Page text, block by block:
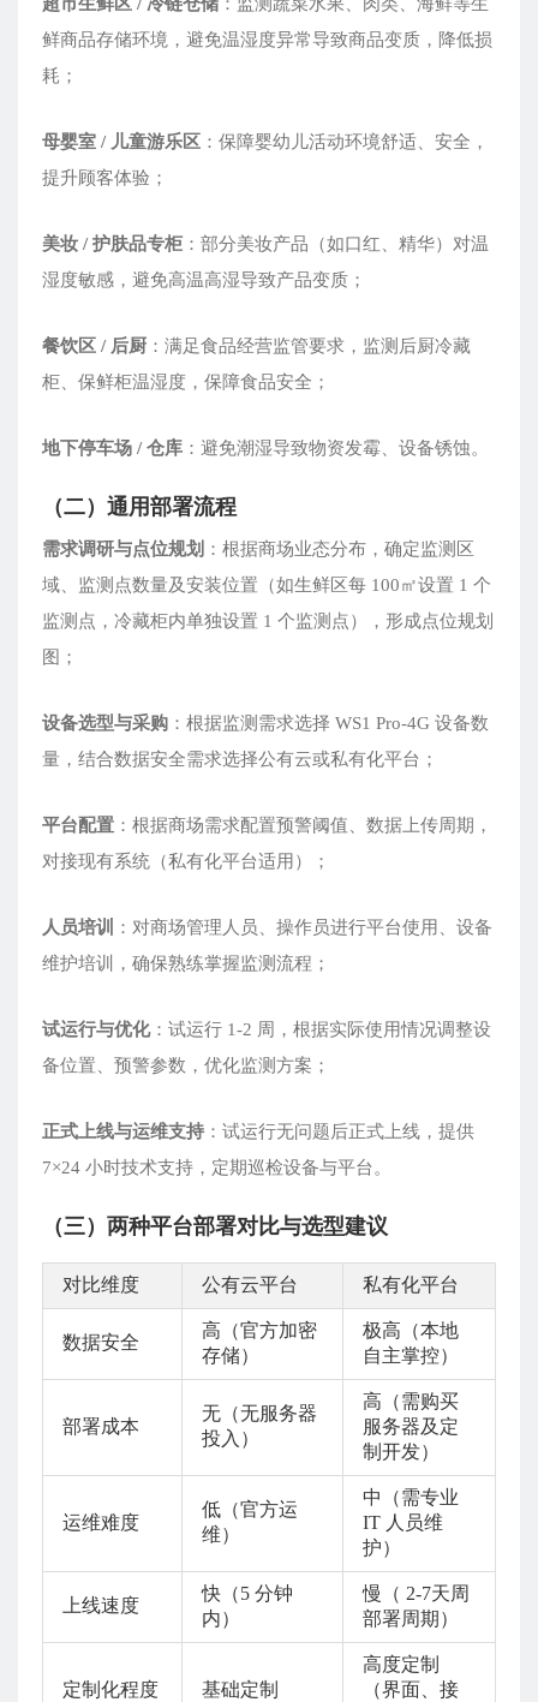
鲜商品存储环境，避免温湿度异常导致商品变质，降低损
耗；
母婴室 / 儿童游乐区 ：保障婴幼儿活动环境舒适、安全，
提升顾客体验；
美妆 / 护肤品专柜 ：部分美妆产品（如口红、精华）对温
湿度敏感，避免高温高湿导致产品变质；
餐饮区 / 后厨 ：满足食品经营监管要求，监测后厨冷藏
柜、保鲜柜温湿度，保障食品安全；
地下停车场 / 仓库 ：避免潮湿导致物资发霉、设备锈蚀。
（二）通用部署流程
需求调研与点位规划 ：根据商场业态分布，确定监测区
域、监测点数量及安装位置（如生鲜区每 100㎡设置 1 个
监测点，冷藏柜内单独设置 1 个监测点），形成点位规划
图；
设备选型与采购 ：根据监测需求选择 WS1 Pro-4G 设备数
量，结合数据安全需求选择公有云或私有化平台；
平台配置 ：根据商场需求配置预警阈值、数据上传周期，
对接现有系统（私有化平台适用）；
人员培训
：对商场管理人员、操作员进行平台使用、设备
维护培训，确保熟练掌握监测流程；
试运行与优化：试运行 1-2 周，根据实际使用情况调整设
备位置、预警参数，优化监测方案；
正式上线与运维支持 ：试运行无问题后正式上线，提供
7×24 小时技术支持，定期巡检设备与平台。
（三）两种平台部署对比与选型建议
对比维度 公有云平台 私有化平台
数据安全
高（官方加密
存储）
极高（本地
自主掌控）
部署成本
无（无服务器
投入）
高（需购买
服务器及定
制开发）
运维难度
低（官方运
维）
中（需专业
IT 人员维
护）
上线速度
快（5 分钟
内）
慢（ 2-7天周
部署周期）
定制化程度 基础定制
高度定制
（界面、接